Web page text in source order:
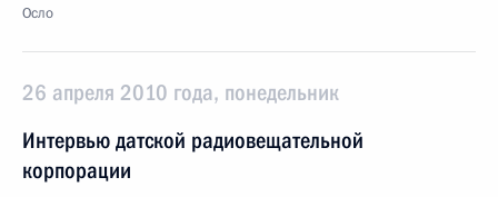
Осло
26 апреля 2010 года, понедельник
Интервью датской радиовещательной
корпорации